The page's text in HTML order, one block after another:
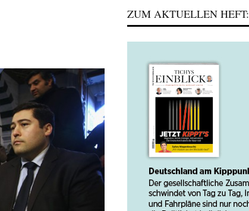
ZUM AKTUELLEN HEFT: